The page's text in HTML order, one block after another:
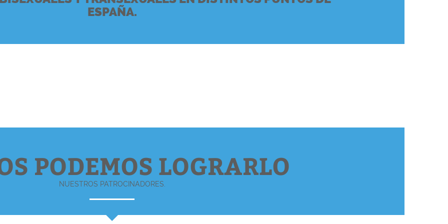
ESPAÑA.
PODEMOS LOGRARLO
NUESTROS PATROCINADORES.